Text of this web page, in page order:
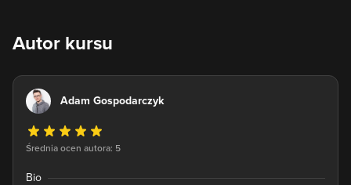
Autor kursu
Adam Gospodarczyk
Średnia ocen autora: 5
Bio